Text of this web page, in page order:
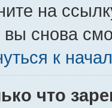
на
вы снова
к
что